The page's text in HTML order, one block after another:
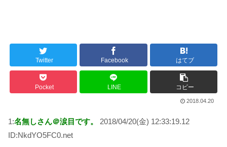
Twitter Facebook はてブ
Pocket LINE コピー
2018.04.20
1:名無しさん＠涙目です。
2018/04/20(金) 12:33:19.12
ID:NkdYO5FC0.net